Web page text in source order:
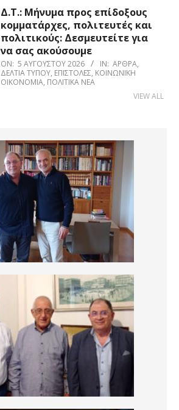
Δ.Τ.: Μήνυμα προς επίδοξους
κομματάρχες, πολιτευτές και
πολιτικούς: Δεσμευτείτε για
να σας ακούσουμε
ON: 5 ΑΥΓΟΎΣΤΟΥ 2026 IN: ΆΡΘΡΑ,
ΔΕΛΤΊΑ ΤΎΠΟΥ, ΕΠΙΣΤΟΛΈΣ, ΚΟΙΝΩΝΙΚΉ
ΟΙΚΟΝΟΜΊΑ, ΠΟΛΙΤΙΚΆ ΝΈΑ
VIEW ALL